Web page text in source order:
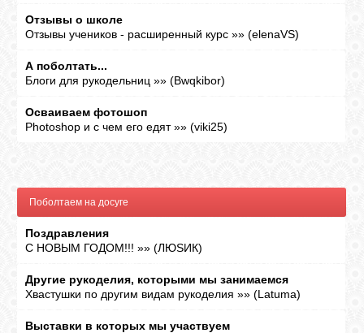
Отзывы о школе
Отзывы учеников - расширенный курс »» (elenaVS)
А поболтать...
Блоги для рукодельниц »» (Bwqkibor)
Осваиваем фотошоп
Photoshop и с чем его едят »» (viki25)
Поболтаем на досуге
Поздравления
С НОВЫМ ГОДОМ!!! »» (ЛЮSИК)
Другие рукоделия, которыми мы занимаемся
Хвастушки по другим видам рукоделия »» (Latuma)
Выставки в которых мы участвуем